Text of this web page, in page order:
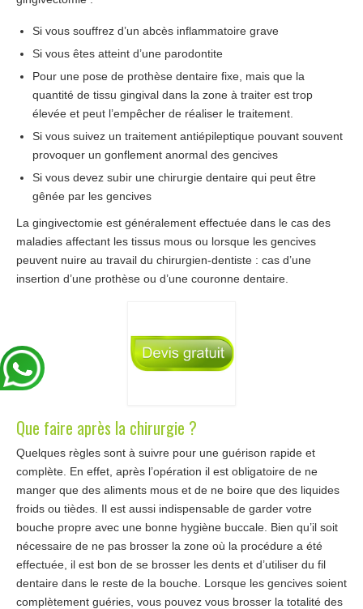
Si vous souffrez d’un abcès inflammatoire grave
Si vous êtes atteint d’une parodontite
Pour une pose de prothèse dentaire fixe, mais que la
quantité de tissu gingival dans la zone à traiter est trop
élevée et peut l’empêcher de réaliser le traitement.
Si vous suivez un traitement antiépileptique pouvant souvent
provoquer un gonflement anormal des gencives
Si vous devez subir une chirurgie dentaire qui peut être
gênée par les gencives
La gingivectomie est généralement effectuée dans le cas des
maladies affectant les tissus mous ou lorsque les gencives
peuvent nuire au travail du chirurgien-dentiste : cas d’une
insertion d’une prothèse ou d’une couronne dentaire.
Que faire après la chirurgie ?
Quelques règles sont à suivre pour une guérison rapide et
complète. En effet, après l’opération il est obligatoire de ne
manger que des aliments mous et de ne boire que des liquides
froids ou tièdes. Il est aussi indispensable de garder votre
bouche propre avec une bonne hygiène buccale. Bien qu’il soit
nécessaire de ne pas brosser la zone où la procédure a été
effectuée, il est bon de se brosser les dents et d’utiliser du fil
dentaire dans le reste de la bouche. Lorsque les gencives soient
complètement guéries, vous pouvez vous brosser la totalité des